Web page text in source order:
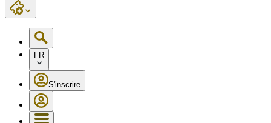
FR
S'inscrire